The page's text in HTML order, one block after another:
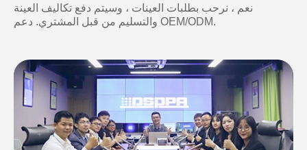
نعم ، نرحب بطلبات العينات ، وسيتم دفع تكاليف العينة
والتسليم من قبل المشتري. دعم OEM/ODM.